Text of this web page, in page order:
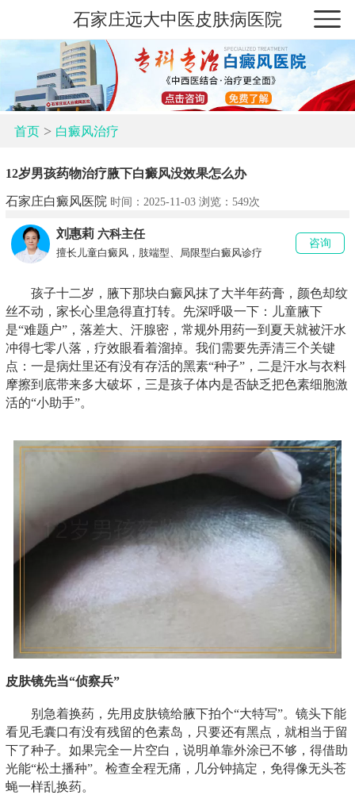
石家庄远大中医皮肤病医院
首页> 白癜风治疗
12岁男孩药物治疗腋下白癜风没效果怎么办
石家庄白癜风医院 时间：2025-11-03 浏览： 549次
刘惠莉 六科主任
擅长儿童白癜风，肢端型、局限型白癜风诊疗
咨询
孩子十二岁，腋下那块白癜风抹了大半年药膏，颜色却纹
丝不动，家长心里急得直打转。先深呼吸一下：儿童腋下
是“难题户”，落差大、汗腺密，常规外用药一到夏天就被汗水
冲得七零八落，疗效眼看着溜掉。我们需要先弄清三个关键
点：一是病灶里还有没有存活的黑素“种子”，二是汗水与衣料
摩擦到底带来多大破坏，三是孩子体内是否缺乏把色素细胞激
活的“小助手”。
皮肤镜先当“侦察兵”
别急着换药，先用皮肤镜给腋下拍个“大特写”。镜头下能
看见毛囊口有没有残留的色素岛，只要还有黑点，就相当于留
下了种子。如果完全一片空白，说明单靠外涂已不够，得借助
光能“松土播种”。检查全程无痛，几分钟搞定，免得像无头苍
蝇一样乱换药。